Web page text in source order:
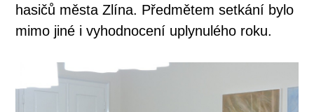
hasičů města Zlína. Předmětem setkání bylo
mimo jiné i vyhodnocení uplynulého roku.